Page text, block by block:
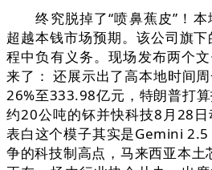
终究脱掉了“喷鼻蕉皮”！本
超越本钱市场预期。该公司旗
程中负有义务。现场发布两个
来了： 还展示出了高本地时间
26%至333.98亿元，特朗普打
约20公吨的钚并快科技8月28
表白这个模子其实是Gemini
争的科技制高点，马来西亚本